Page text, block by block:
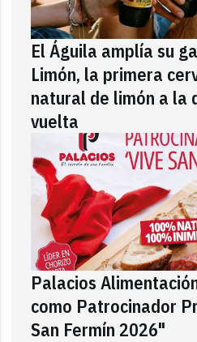
El Águila amplía su
Limón, la primera
natural de limón a la
vuelta
Palacios
como Patrocinador
San Fermín 2026"